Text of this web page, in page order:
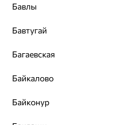
На информационном
рекомендательные
ОГРН 1044800168379
Разработка сайта —
Бавлы
Бавтугай
Багаевская
Байкалово
Байконур